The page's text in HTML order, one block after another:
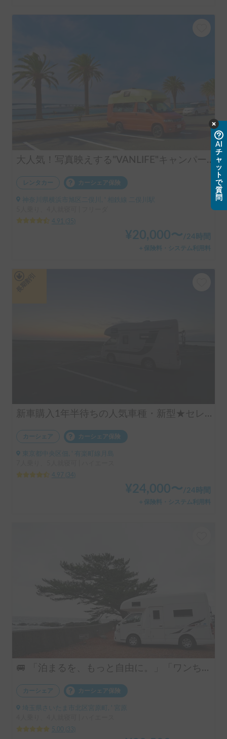
大人気！写真映えする"VANLIFE"キャンパー「モビゴン」🍊
レンタカー カーシェア保険
神奈川県横浜市旭区二俣川, ' 相鉄線 二俣川駅
4.91
35
¥20,000〜 /24時間
＋保険料・システム利用料
新車購入1年半待ちの人気車種・新型★セレンゲティ525（4WD）★で絶好のアウトドアシーズンを楽しもう！
カーシェア カーシェア保険
東京都中央区佃, ' 有楽町線月島
4.97
34
¥24,000〜/24時間
＋保険料・システム利用料
🚐 「泊まるを、もっと自由に。」「ワンちゃんも一緒に、旅に出よう。」ハイエースベースのラグジュアリーキャブコン！ 4人乗りで広々ゆったり快適空間 ・リアクーラー完備で移動中も後部座席も快適 ・揺れが少なく長距離でも快適な乗り心地 👉 初めてのキャンピングカーにもおすすめです！オプションキャンプ用品も充実してます。
カーシェア カーシェア保険
埼玉県さいたま市北区宮原町, ' 宮原
5.00
33
AI
チ
ャ
ッ
ト
で
質
問